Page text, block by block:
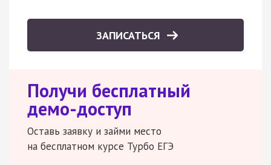
ЗАПИСАТЬСЯ
Получи бесплатный
демо-доступ
Оставь заявку и займи место
на бесплатном курсе Турбо ЕГЭ